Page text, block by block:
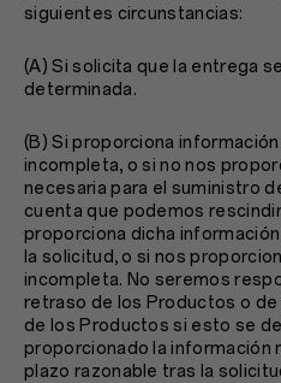
siguientes circunstancias:
(A) Si solicita que la entrega
determinada.
(B) Si proporciona
incompleta, o si no nos
necesaria para el suministro
cuenta que podemos
proporciona dicha
la solicitud, o si nos
incompleta. No seremos
retraso de los Productos o
de los Productos si esto se
proporcionado la información
plazo razonable tras la